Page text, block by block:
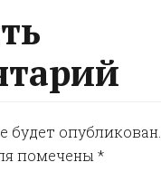
будет опубликован.
помечены*